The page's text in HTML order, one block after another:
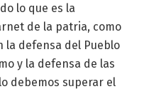
lo que es la
de la patria, como
la defensa del Pueblo
y la defensa de las
debemos superar el